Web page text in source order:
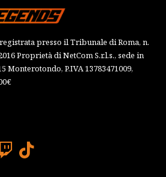
presso il Tribunale di Roma, n.
Proprietà di NetCom S.r.l.s., sede in
Monterotondo, P.IVA 13783471009,